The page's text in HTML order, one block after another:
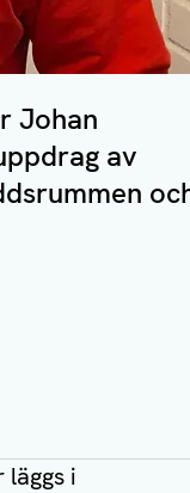
Johan
av
i